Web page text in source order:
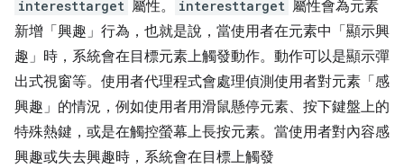
interesttarget 屬性。 interesttarget 屬性會為元素
新增「興趣」行為，也就是說，當使用者在元素中「顯示興
趣」時，系統會在目標元素上觸發動作。動作可以是顯示彈
出式視窗等。使用者代理程式會處理偵測使用者對元素「感
興趣」的情況，例如使用者用滑鼠懸停元素、按下鍵盤上的
特殊熱鍵，或是在觸控螢幕上長按元素。當使用者對內容感
興趣或失去興趣時，系統會在目標上觸發